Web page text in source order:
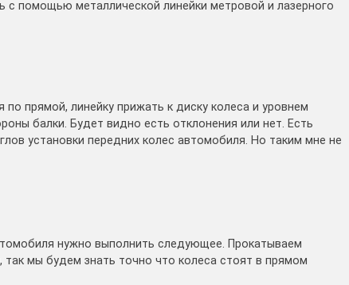
помощью металлической линейки метровой и лазерного
прямой, линейку прижать к диску колеса и уровнем
балки. Будет видно есть отклонения или нет. Есть
установки передних колес автомобиля. Но таким мне не
нужно выполнить следующее. Прокатываем
мы будем знать точно что колеса стоят в прямом